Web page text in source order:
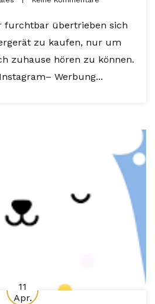
furchtbar übertrieben sich
zu kaufen, nur um
zuhause hören zu können.
Werbung...
11
Apr.